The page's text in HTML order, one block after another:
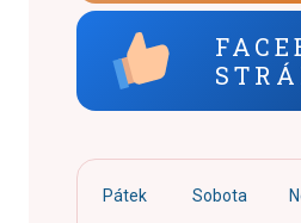
Pátek Sobota